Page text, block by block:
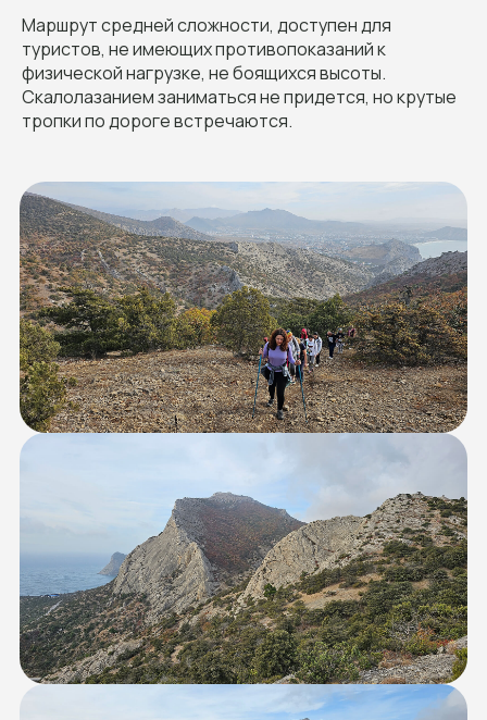
Маршрут средней сложности, доступен для
туристов, не имеющих противопоказаний к
физической нагрузке, не боящихся высоты.
Скалолазанием заниматься не придется, но крутые
тропки по дороге встречаются.